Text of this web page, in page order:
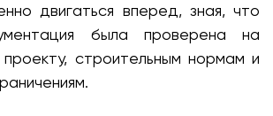
двигаться вперед, зная, что
была проверена на
строительным нормам и